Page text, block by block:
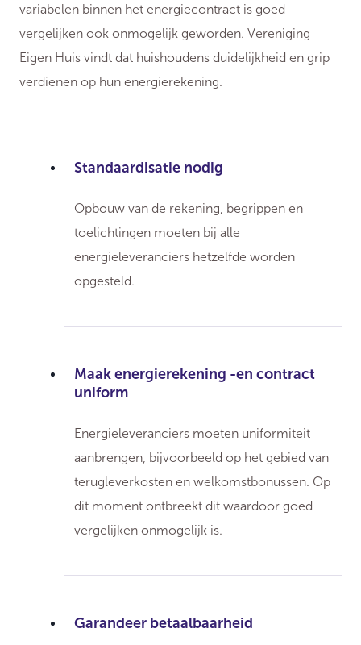
variabelen binnen het energiecontract is goed
vergelijken ook onmogelijk geworden. Vereniging
Eigen Huis vindt dat huishoudens duidelijkheid en grip
verdienen op hun energierekening.
Standaardisatie nodig
Opbouw van de rekening, begrippen en
toelichtingen moeten bij alle
energieleveranciers hetzelfde worden
opgesteld.
Maak energierekening -en contract
uniform
Energieleveranciers moeten uniformiteit
aanbrengen, bijvoorbeeld op het gebied van
terugleverkosten en welkomstbonussen. Op
dit moment ontbreekt dit waardoor goed
vergelijken onmogelijk is.
Garandeer betaalbaarheid